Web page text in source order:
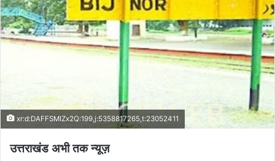
xr:d:DAFFSMIZx2Q:199,j:5358817265,t:23052411
उत्तराखंड अभी तक न्यूज़